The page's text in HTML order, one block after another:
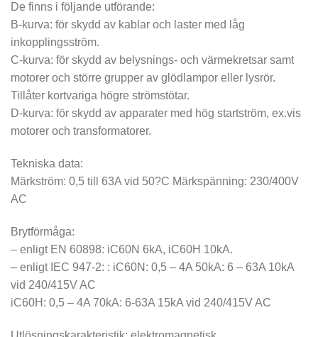
De finns i följande utförande:
B-kurva: för skydd av kablar och laster med låg
inkopplingsström.
C-kurva: för skydd av belysnings- och värmekretsar samt
motorer och större grupper av glödlampor eller lysrör.
Tillåter kortvariga högre strömstötar.
D-kurva: för skydd av apparater med hög startström, ex.vis
motorer och transformatorer.
Tekniska data:
Märkström: 0,5 till 63A vid 50?C Märkspänning: 230/400V
AC
Brytförmåga:
– enligt EN 60898: iC60N 6kA, iC60H 10kA.
– enligt IEC 947-2: : iC60N: 0,5 – 4A 50kA: 6 – 63A 10kA
vid 240/415V AC
iC60H: 0,5 – 4A 70kA: 6-63A 15kA vid 240/415V AC